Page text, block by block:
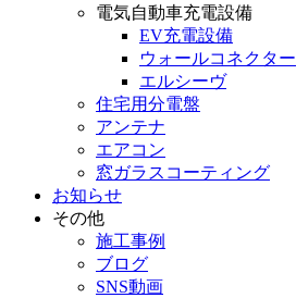
電気自動車充電設備
EV充電設備
ウォールコネクター
エルシーヴ
住宅用分電盤
アンテナ
エアコン
窓ガラスコーティング
お知らせ
その他
施工事例
ブログ
SNS動画